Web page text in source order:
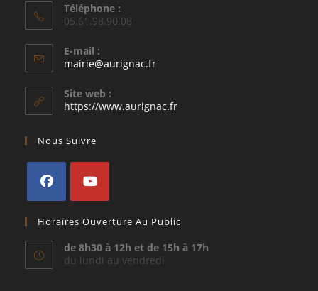
Téléphone :
05.61.98.90.08
E-mail :
mairie@aurignac.frS’ouvre
application
Site web :
https://www.aurignac.fr
Nous Suivre
dans
un
nouvel
dans
un
nouvel
Horaires Ouverture Au Public
de 8h30 à 12h et de 15h à 17h
du lundi au vendredi